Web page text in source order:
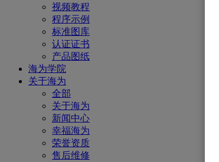
视频教程
程序示例
标准图库
认证证书
产品图纸
海为学院
关于海为
全部
关于海为
新闻中心
幸福海为
荣誉资质
售后维修